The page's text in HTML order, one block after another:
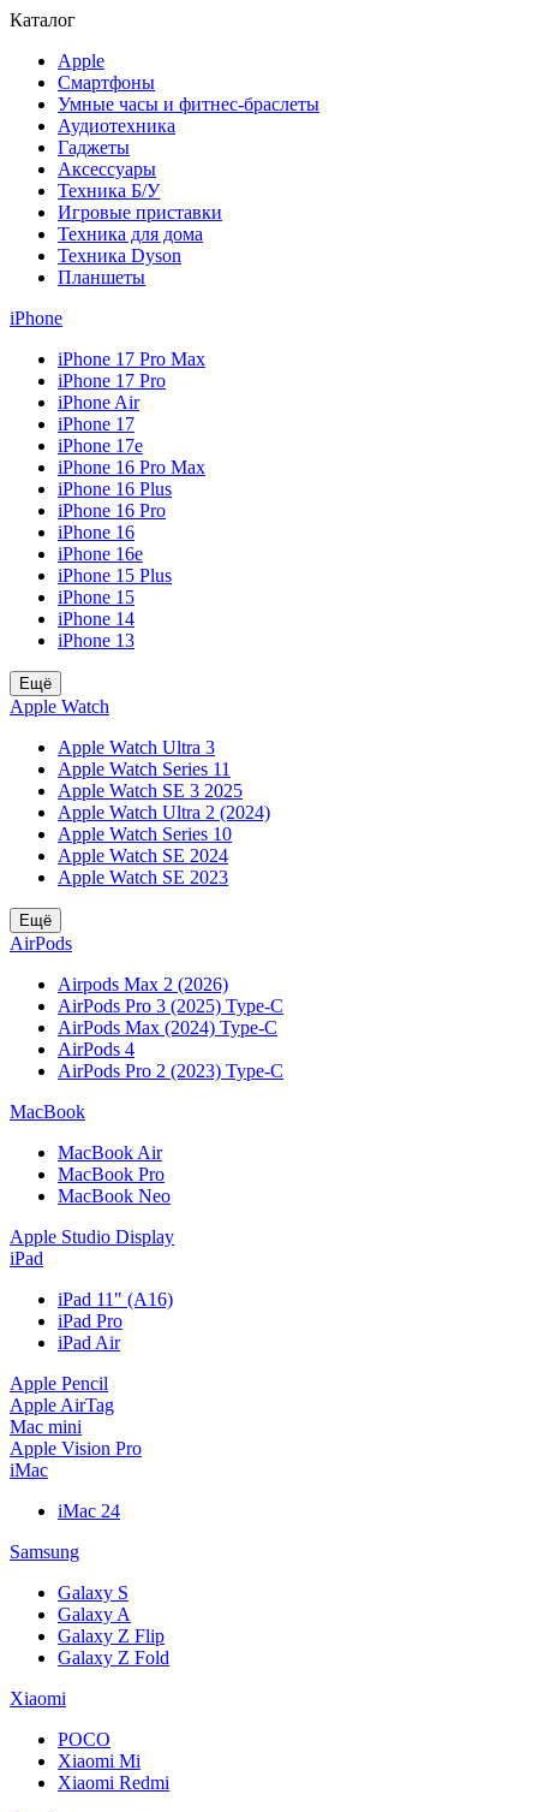
Каталог
Apple
Смартфоны
Умные часы и фитнес-браслеты
Аудиотехника
Гаджеты
Аксессуары
Техника Б/У
Игровые приставки
Техника для дома
Техника Dyson
Планшеты
iPhone
iPhone 17 Pro Max
iPhone 17 Pro
iPhone Air
iPhone 17
iPhone 17e
iPhone 16 Pro Max
iPhone 16 Plus
iPhone 16 Pro
iPhone 16
iPhone 16e
iPhone 15 Plus
iPhone 15
iPhone 14
iPhone 13
Ещё
Apple Watch
Apple Watch Ultra 3
Apple Watch Series 11
Apple Watch SE 3 2025
Apple Watch Ultra 2 (2024)
Apple Watch Series 10
Apple Watch SE 2024
Apple Watch SE 2023
Ещё
AirPods
Airpods Max 2 (2026)
AirPods Pro 3 (2025) Type-C
AirPods Max (2024) Type-C
AirPods 4
AirPods Pro 2 (2023) Type-C
MacBook
MacBook Air
MacBook Pro
MacBook Neo
Apple Studio Display
iPad
iPad 11" (A16)
iPad Pro
iPad Air
Apple Pencil
Apple AirTag
Mac mini
Apple Vision Pro
iMac
iMac 24
Samsung
Galaxy S
Galaxy A
Galaxy Z Flip
Galaxy Z Fold
Xiaomi
POCO
Xiaomi Mi
Xiaomi Redmi